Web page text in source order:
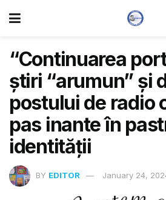
“Continuarea
știri “arumun” și
postului de radio
pas inante în
identității
BY EDITOR January 24,